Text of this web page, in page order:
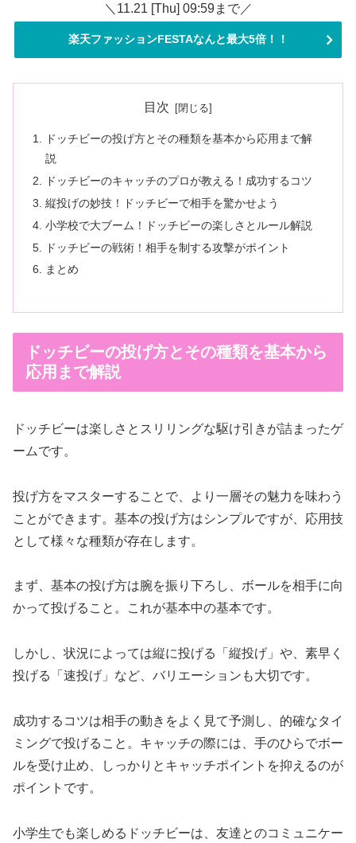
＼11.21 [Thu] 09:59まで／
楽天ファッションFESTAなんと最大5倍！！
目次
ドッチビーの投げ方とその種類を基本から応用まで解
説
ドッチビーのキャッチのプロが教える！成功するコツ
縦投げの妙技！ドッチビーで相手を驚かせよう
小学校で大ブーム！ドッチビーの楽しさとルール解説
ドッチビーの戦術！相手を制する攻撃がポイント
まとめ
ドッチビーの投げ方とその種類を基本から
応用まで解説
ドッチビーは楽しさとスリリングな駆け引きが詰まったゲ
ームです。
投げ方をマスターすることで、より一層その魅力を味わう
ことができます。基本の投げ方はシンプルですが、応用技
として様々な種類が存在します。
まず、基本の投げ方は腕を振り下ろし、ボールを相手に向
かって投げること。これが基本中の基本です。
しかし、状況によっては縦に投げる「縦投げ」や、素早く
投げる「速投げ」など、バリエーションも大切です。
成功するコツは相手の動きをよく見て予測し、的確なタイ
ミングで投げること。キャッチの際には、手のひらでボー
ルを受け止め、しっかりとキャッチポイントを抑えるのが
ポイントです。
小学生でも楽しめるドッチビーは、友達とのコミュニケー